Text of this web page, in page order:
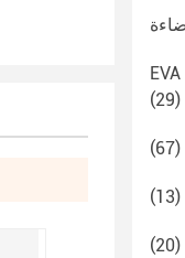
(29)
(67)
(13)
(20)